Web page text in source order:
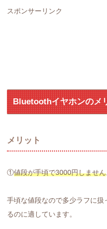
スポンサーリンク
Bluetoothイヤホンのメ
メリット
①値段が手頃で3000円しません
手頃な値段なので多少ラフに
るのに適しています。